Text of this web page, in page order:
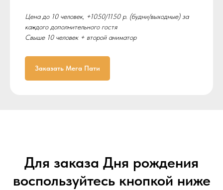
Цена до 10 человек, +1050/1150 р. (будни/выходные) за
каждого дополнительного гостя
Свыше 10 человек + второй аниматор
Заказать Мега Пати
Для заказа Дня рождения
воспользуйтесь кнопкой ниже